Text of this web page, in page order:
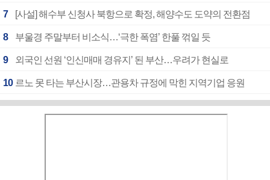
7 [사설] 해수부 신청사 북항으로 확정, 해양수도 도약의 전환점
8 부울경 주말부터 비소식…‘극한 폭염’ 한풀 꺾일 듯
9 외국인 선원 ‘인신매매 경유지’ 된 부산…우려가 현실로
10 르노 못 타는 부산시장…관용차 규정에 막힌 지역기업 응원